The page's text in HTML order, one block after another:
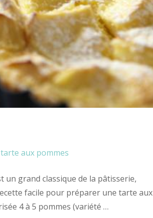
tarte aux pommes
un grand classique de la pâtisserie,
facile pour préparer une tarte aux
4 à 5 pommes (variété …